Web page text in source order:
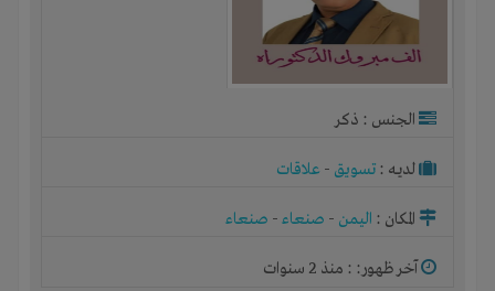
الجنس : ذكر
لديـه : تسويق - علاقات
المكان : اليمن - صنعاء- صنعاء
آخر ظهور: : منذ 2 سنوات